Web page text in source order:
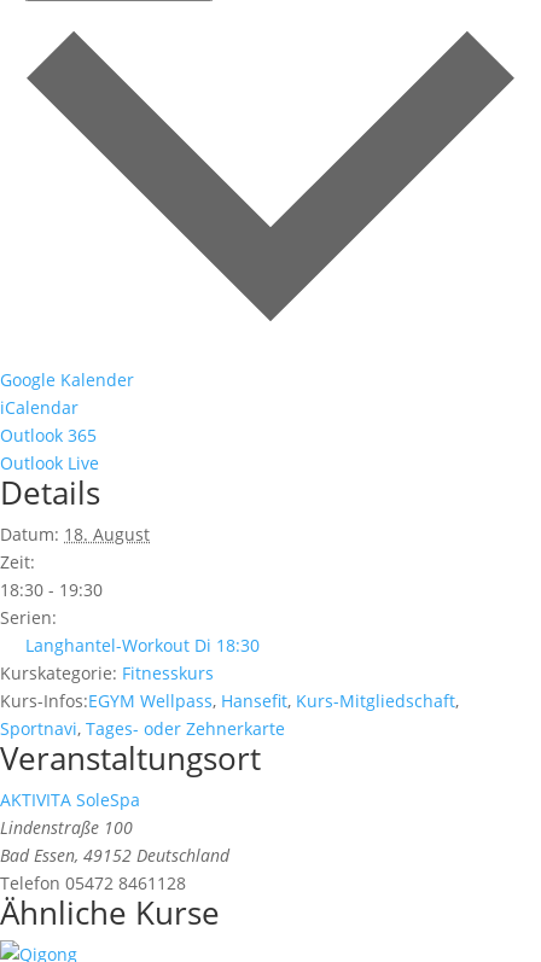
Google Kalender
iCalendar
Outlook 365
Outlook Live
Details
Datum: 18. August
Zeit:
18:30 - 19:30
Serien:
Langhantel-Workout Di 18:30
Kurskategorie: Fitnesskurs
Kurs-Infos:EGYM Wellpass, Hansefit, Kurs-Mitgliedschaft,
Sportnavi, Tages- oder Zehnerkarte
Veranstaltungsort
AKTIVITA SoleSpa
Lindenstraße 100
Bad Essen, 49152 Deutschland
Telefon 05472 8461128
Ähnliche Kurse